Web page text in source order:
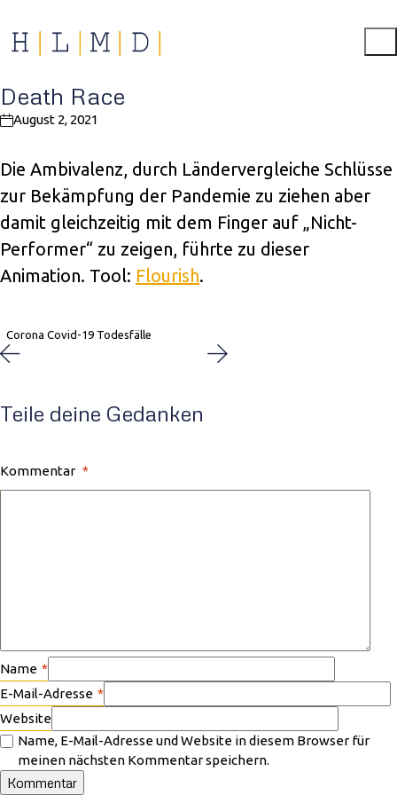
Death Race
August 2, 2021
Die Ambivalenz, durch Ländervergleiche Schlüsse
zur Bekämpfung der Pandemie zu ziehen aber
damit gleichzeitig mit dem Finger auf „Nicht-
Performer“ zu zeigen, führte zu dieser
Animation. Tool: Flourish.
Corona Covid-19 Todesfälle
Teile deine Gedanken
Kommentar *
Name *
E-Mail-Adresse *
Website
Name, E-Mail-Adresse und Website in diesem Browser für
meinen nächsten Kommentar speichern.